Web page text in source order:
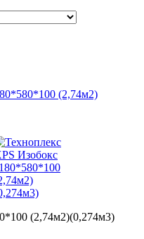
(2,74м2)
(2,74м2)(0,274м3)